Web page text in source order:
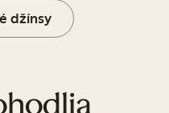
džínsy